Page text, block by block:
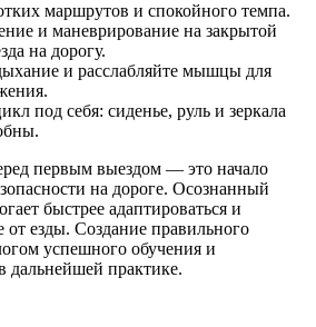
маршрутов и спокойного темпа.
и маневрирование на закрытой
на дорогу.
и расслабляйте мышцы для
под себя: сиденье, руль и зеркала
первым выездом — это начало
на дороге. Осознанный
быстрее адаптироваться и
от езды. Создание правильного
успешного обучения и
дальнейшей практике.